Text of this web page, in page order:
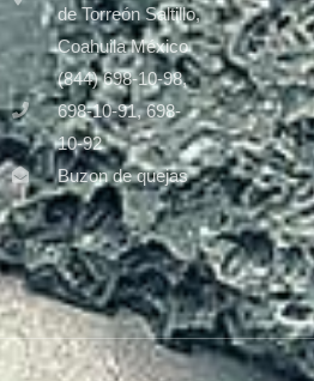
de Torreón Saltillo,
Coahuila México
(844) 698-10-98,
698-10-91, 698-
10-92
Buzon de quejas